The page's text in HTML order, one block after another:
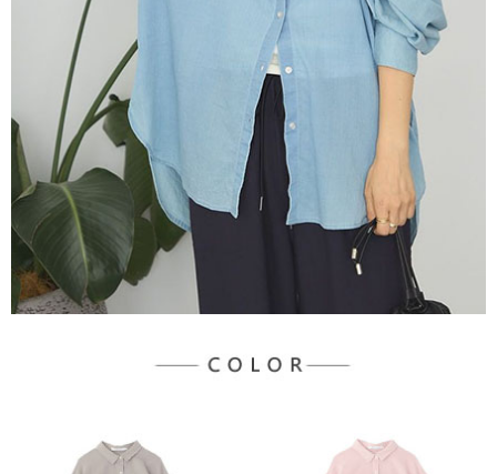
【注意事項】
１．透過由恩沛科技股份有限公司提供之「AFTEE先享後付」服務完成之交
易，需依本服務之必要範圍內提供個人資料，並將交易相關給付款項請求債
權轉讓予恩沛科技股份有限公司。
２．關於個人資料處理事宜，請瀏覽以下網址：
https://aftee.tw/terms/#terms3
３．未成年的使用者請事先徵得法定代理人或監護人之同意方可使用
「AFTEE先享後付」，若未經同意申辦者引起之損失，本公司不負相關責
任。
４．使用「AFTEE先享後付」時，將依據個別帳號之用戶狀況，依本公司即
時審查核予不同之上限額度；若仍有額度不足之情形，本公司將視審查結果
請求用戶進行身份認證。
５．嚴禁一人註冊多個帳號或使用他人資訊註冊。若發現惡意使用之情形，
恩沛科技股份有限公司將有權停止該用戶之使用額度並採取法律行動。
7-11取貨付款
每筆NT$60，滿NT$888(含以上)免運費
7-11純取貨
每筆NT$60，滿NT$888(含以上)免運費
宅配
每筆NT$90，滿NT$888(含以上)免運費